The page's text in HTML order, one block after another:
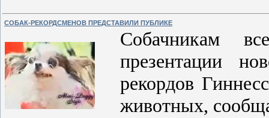
СОБАК-РЕКОРДСМЕНОВ ПРЕДСТАВИЛИ ПУБЛИКЕ
Собачникам
презентации
рекордов
животных,